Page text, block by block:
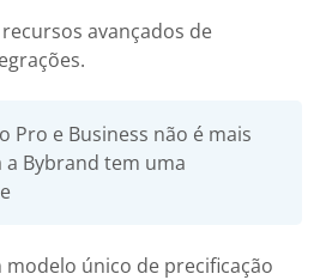
avançados de
Pro e Business não é mais
Bybrand tem uma
único de precificação